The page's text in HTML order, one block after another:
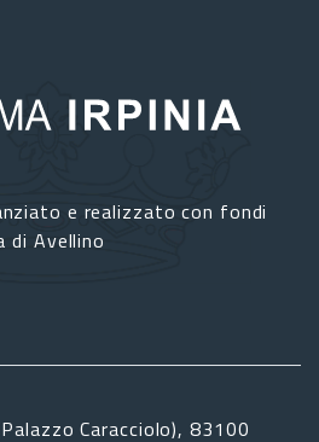
e realizzato con fondi
di Avellino
Caracciolo), 83100